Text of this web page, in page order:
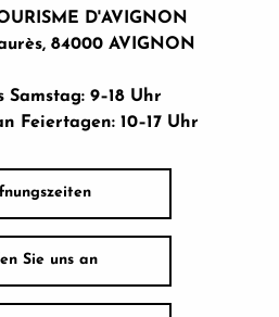
D'AVIGNON
84000 AVIGNON
Samstag: 9–18 Uhr
Feiertagen: 10–17 Uhr
Sie uns an